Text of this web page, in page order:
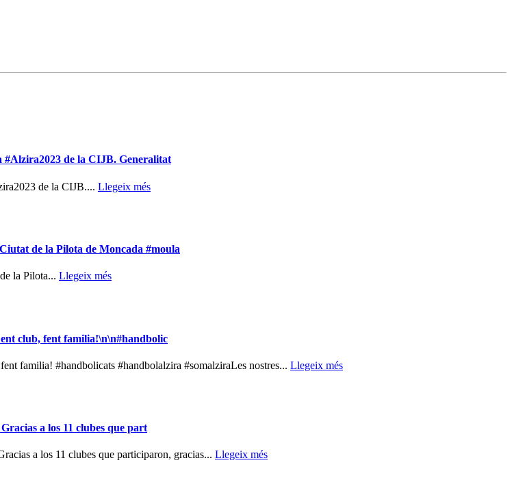
#Alzira2023 de la CIJB. Generalitat
de la CIJB.... Llegeix més
de la Pilota de Moncada #moula
la Pilota... Llegeix més
club, fent familia!\n\n#handbolic
familia! #handbolicats #handbolalzira #somalziraLes nostres... Llegeix més
a los 11 clubes que part
a los 11 clubes que participaron, gracias... Llegeix més